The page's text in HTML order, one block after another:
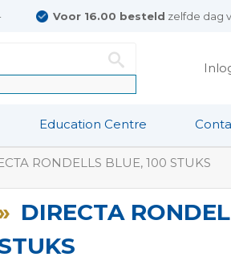
Voor 16.00 besteld zelfde dag
Education Centre
RONDELLS BLUE, 100 STUKS
DIRECTA